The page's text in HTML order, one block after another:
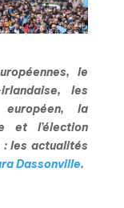
le
les
la
et l’élection
: les actualités
Dassonville.